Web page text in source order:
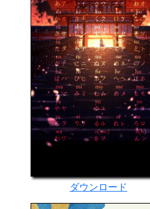
ダウンロード